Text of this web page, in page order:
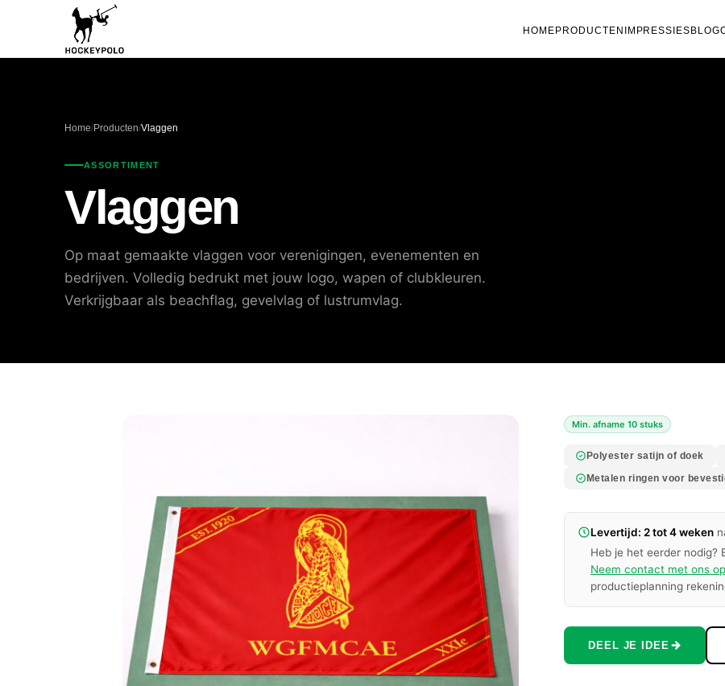
HOMEPRODUCTEN IMPRESSIESBLOG
Home/Producten/Vlaggen
ASSORTIMENT
Vlaggen
Op maat gemaakte vlaggen voor verenigingen, evenementen en
bedrijven. Volledig bedrukt met jouw logo, wapen of clubkleuren.
Verkrijgbaar als beachflag, gevelvlag of lustrumvlag.
Min. afname 10 stuks
Polyester satijn of doek
Metalen ringen voor
Levertijd: 2 tot 4 weken
Heb je het eerder nodig?
Neem contact met ons op
productieplanning
DEEL JE IDEE